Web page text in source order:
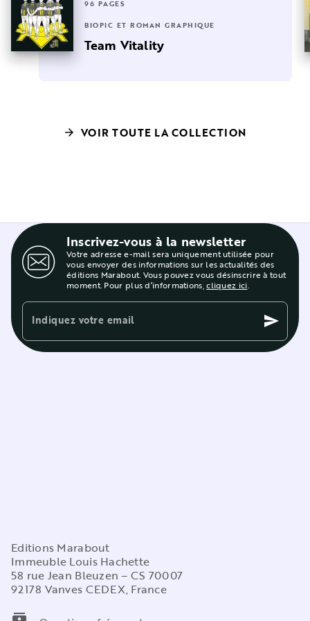
96 PAGES
BIOPIC ET ROMAN GRAPHIQUE
Team Vitality
arrow_forward VOIR TOUTE LA COLLECTION
Inscrivez-vous à la newsletter
Votre adresse e-mail sera uniquement utilisée pour
vous envoyer des informations sur les actualités des
éditions Marabout. Vous pouvez vous désinscrire à tout
moment. Pour plus d’informations,cliquez ici
Indiquez votre email send
Editions Marabout
Immeuble Louis Hachette
58 rue Jean Bleuzen – CS 70007
92178 Vanves CEDEX, France